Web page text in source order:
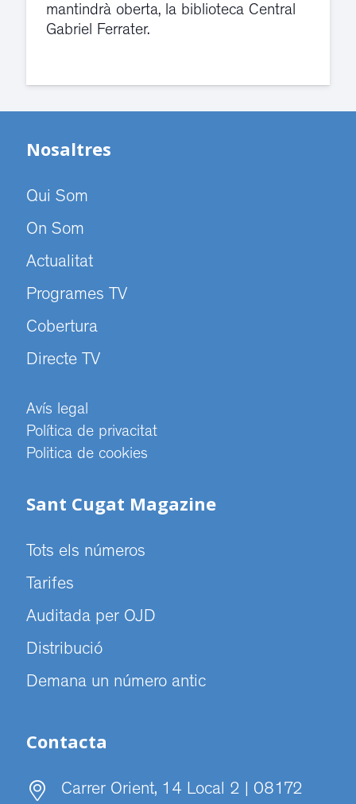
mantindrà oberta, la biblioteca Central
Gabriel Ferrater.
Nosaltres
Qui Som
On Som
Actualitat
Programes TV
Cobertura
Directe TV
Avís legal
Política de privacitat
Politica de cookies
Sant Cugat Magazine
Tots els números
Tarifes
Auditada per OJD
Distribució
Demana un número antic
Contacta
Carrer Orient, 14 Local 2 | 08172